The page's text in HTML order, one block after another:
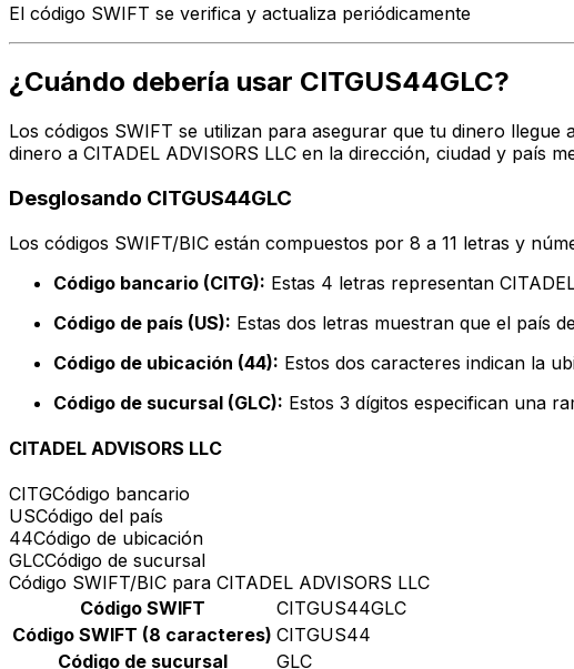
El código SWIFT se verifica y actualiza periódicamente
¿Cuándo debería usar CITGUS44GLC?
Los códigos SWIFT se utilizan para asegurar que tu dinero
dinero a CITADEL ADVISORS LLC en la dirección, ciudad y país
Desglosando CITGUS44GLC
Los códigos SWIFT/BIC están compuestos por 8 a 11 letras y
Código bancario (CITG): Estas 4 letras representan
Código de país (US): Estas dos letras muestran que el país
Código de ubicación (44): Estos dos caracteres indican la
Código de sucursal (GLC): Estos 3 dígitos especifican una
CITADEL ADVISORS LLC
CITGCódigo bancario
USCódigo del país
44Código de ubicación
GLCCódigo de sucursal
Código SWIFT/BIC para CITADEL ADVISORS LLC
Código SWIFT
CITGUS44GLC
Código SWIFT (8 caracteres) CITGUS44
Código de sucursal
GLC